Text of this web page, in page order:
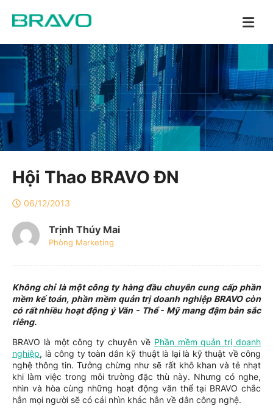
Hội Thao BRAVO ĐN
06/12/2013
Trịnh Thúy Mai
Phòng Marketing
Không chỉ là một công ty hàng đầu chuyên cung cấp phần
mềm kế toán, phần mềm quản trị doanh nghiệp BRAVO còn
có rất nhiều hoạt động ý Văn - Thể - Mỹ mang đậm bản sắc
riêng.
BRAVO là một công ty chuyên về Phần mềm quản trị doanh
nghiệp, là công ty toàn dân kỹ thuật là lại là kỹ thuật về công
nghệ thông tin. Tưởng chừng như sẽ rất khô khan và tẻ nhạt
khi làm việc trong môi trường đặc thù này. Nhưng có nghe,
nhìn và hòa cùng những hoạt động văn thể tại BRAVO chắc
hẳn mọi người sẽ có cái nhìn khác hẳn về dân công nghệ.